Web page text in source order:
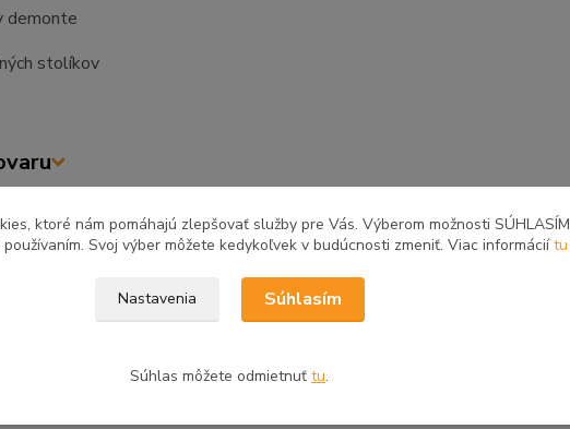
demonte
a študentská izba Spálňa
ktoré nám pomáhajú zlepšovať služby pre Vás. Výberom možnosti SÚHLASÍM
Svoj výber môžete kedykoľvek v budúcnosti zmeniť. Viac informáciítu
Nastavenia Súhlasím
Súhlas môžete odmietnuť tu.